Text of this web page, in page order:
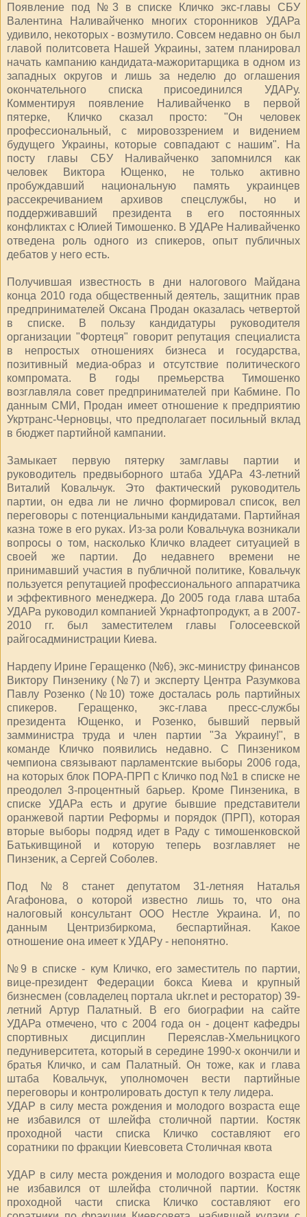
Появление под №3 в списке Кличко экс-главы СБУ
Валентина Наливайченко многих сторонников УДАРа
удивило, некоторых - возмутило. Совсем недавно он был
главой политсовета Нашей Украины, затем планировал
начать кампанию кандидата-мажоритарщика в одном из
западных округов и лишь за неделю до оглашения
окончательного списка присоединился УДАРу.
Комментируя появление Наливайченко в первой
пятерке, Кличко сказал просто: "Он человек
профессиональный, с мировоззрением и видением
будущего Украины, которые совпадают с нашим". На
посту главы СБУ Наливайченко запомнился как
человек Виктора Ющенко, не только активно
пробуждавший национальную память украинцев
рассекречиванием архивов спецслужбы, но и
поддерживавший президента в его постоянных
конфликтах с Юлией Тимошенко. В УДАРе Наливайченко
отведена роль одного из спикеров, опыт публичных
дебатов у него есть.
Получившая известность в дни налогового Майдана
конца 2010 года общественный деятель, защитник прав
предпринимателей Оксана Продан оказалась четвертой
в списке. В пользу кандидатуры руководителя
организации "Фортеця" говорит репутация специалиста
в непростых отношениях бизнеса и государства,
позитивный медиа-образ и отсутствие политического
компромата. В годы премьерства Тимошенко
возглавляла совет предпринимателей при Кабмине. По
данным СМИ, Продан имеет отношение к предприятию
Укртранс-Черновцы, что предполагает посильный вклад
в бюджет партийной кампании.
Замыкает первую пятерку замглавы партии и
руководитель предвыборного штаба УДАРа 43-летний
Виталий Ковальчук. Это фактический руководитель
партии, он едва ли не лично формировал список, вел
переговоры с потенциальными кандидатами. Партийная
казна тоже в его руках. Из-за роли Ковальчука возникали
вопросы о том, насколько Кличко владеет ситуацией в
своей же партии. До недавнего времени не
принимавший участия в публичной политике, Ковальчук
пользуется репутацией профессионального аппаратчика
и эффективного менеджера. До 2005 года глава штаба
УДАРа руководил компанией Укрнафтопродукт, а в 2007-
2010 гг. был заместителем главы Голосеевской
райгосадминистрации Киева.
Нардепу Ирине Геращенко (№6), экс-министру финансов
Виктору Пинзенику (№7) и эксперту Центра Разумкова
Павлу Розенко (№10) тоже досталась роль партийных
спикеров. Геращенко, экс-глава пресс-службы
президента Ющенко, и Розенко, бывший первый
замминистра труда и член партии "За Украину!", в
команде Кличко появились недавно. С Пинзеником
чемпиона связывают парламентские выборы 2006 года,
на которых блок ПОРА-ПРП с Кличко под №1 в списке не
преодолел 3-процентный барьер. Кроме Пинзеника, в
списке УДАРа есть и другие бывшие представители
оранжевой партии Реформы и порядок (ПРП), которая
вторые выборы подряд идет в Раду с тимошенковской
Батькивщиной и которую теперь возглавляет не
Пинзеник, а Сергей Соболев.
Под №8 станет депутатом 31-летняя Наталья
Агафонова, о которой известно лишь то, что она
налоговый консультант ООО Нестле Украина. И, по
данным Центризбиркома, беспартийная. Какое
отношение она имеет к УДАРу - непонятно.
№9 в списке - кум Кличко, его заместитель по партии,
вице-президент Федерации бокса Киева и крупный
бизнесмен (совладелец портала ukr.net и ресторатор) 39-
летний Артур Палатный. В его биографии на сайте
УДАРа отмечено, что с 2004 года он - доцент кафедры
спортивных дисциплин Переяслав-Хмельницкого
педуниверситета, который в середине 1990-х окончили и
братья Кличко, и сам Палатный. Он тоже, как и глава
штаба Ковальчук, уполномочен вести партийные
переговоры и контролировать доступ к телу лидера.
УДАР в силу места рождения и молодого возраста еще
не избавился от шлейфа столичной партии. Костяк
проходной части списка Кличко составляют его
соратники по фракции Киевсовета Столичная квота
УДАР в силу места рождения и молодого возраста еще
не избавился от шлейфа столичной партии. Костяк
проходной части списка Кличко составляют его